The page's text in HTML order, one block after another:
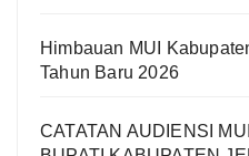
Himbauan MUI
Tahun Baru 2026
CATATAN AUDIENSI